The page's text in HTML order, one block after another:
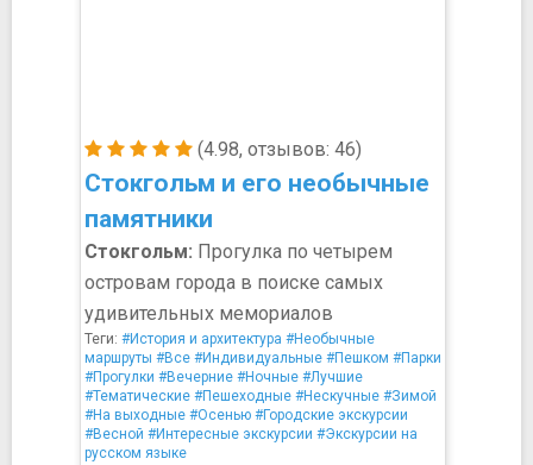
(4.98, отзывов: 46)
Стокгольм и его необычные
памятники
Стокгольм: Прогулка по четырем
островам города в поиске самых
удивительных мемориалов
Теги: #История и архитектура #Необычные
маршруты #Все #Индивидуальные #Пешком #Парки
#Прогулки #Вечерние #Ночные #Лучшие
#Тематические #Пешеходные #Нескучные #Зимой
#На выходные #Осенью #Городские экскурсии
#Весной #Интересные экскурсии #Экскурсии на
русском языке